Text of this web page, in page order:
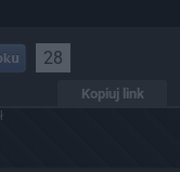
28
Kopiuj link